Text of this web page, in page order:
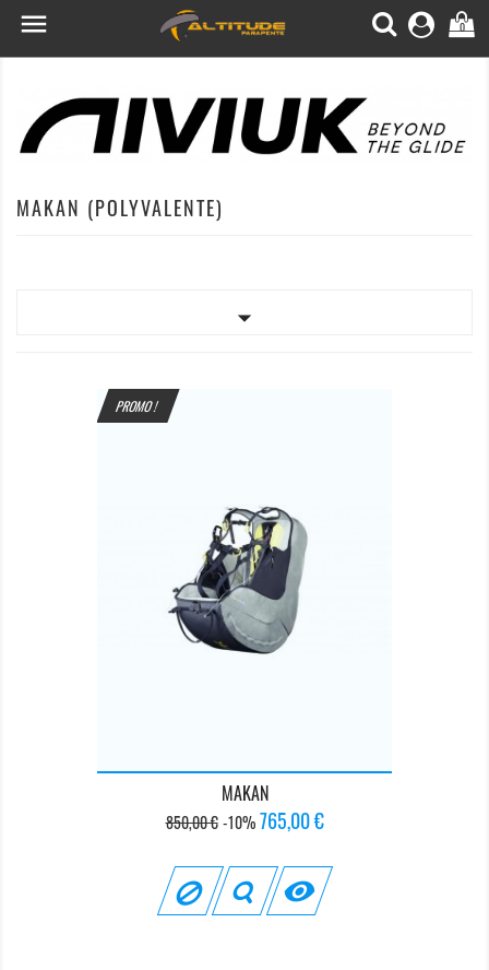
 0
MAKAN (POLYVALENTE)

PROMO !
MAKAN
Prix
base
850,00 € -10% Prix
765,00 €
